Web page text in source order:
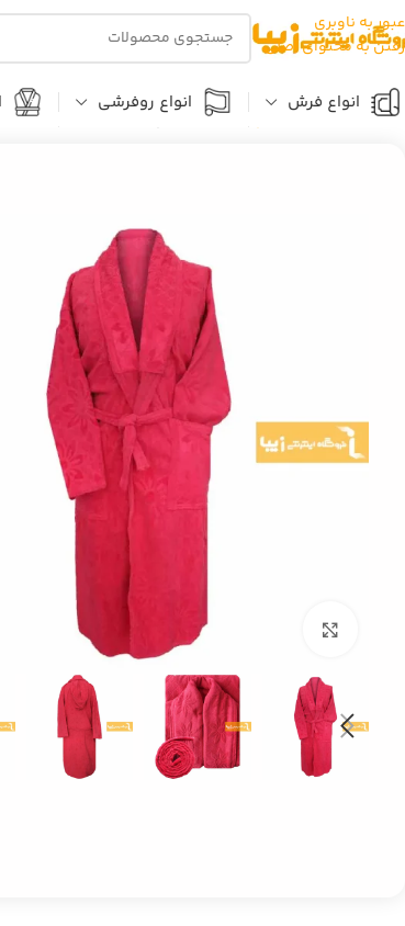
عبور به ناوبری
رفتن به محتوای اصلی
انواع فرش انواع روفرشی
خانه حوله حوله تن پوش حوله تن پوش صورتی مدل سرانزا
بزرگنمایی تصویر